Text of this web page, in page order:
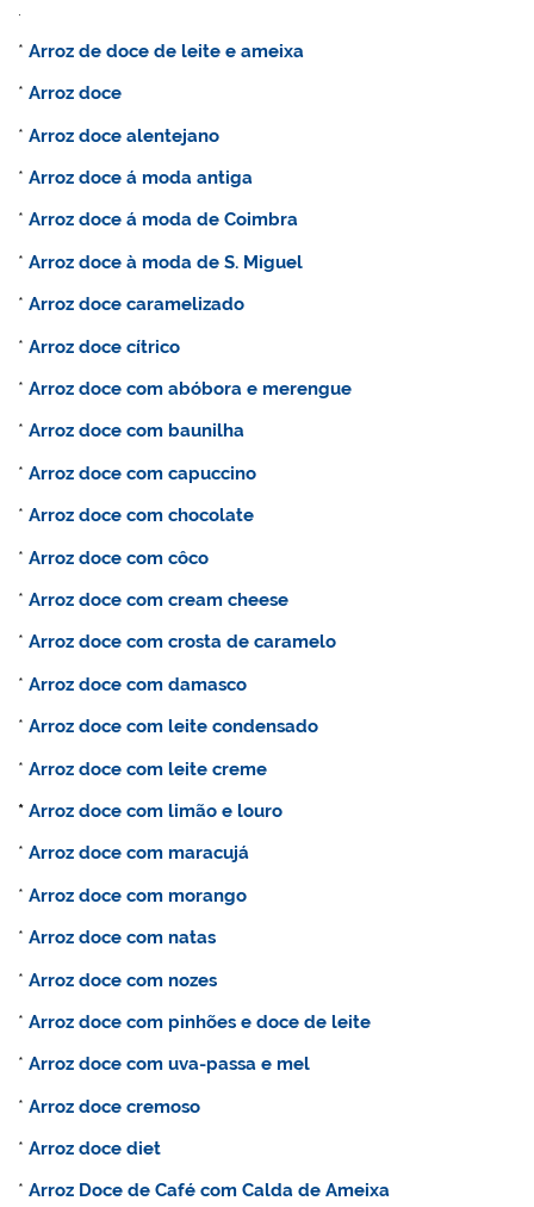
*Arroz de doce de leite e ameixa
*Arroz doce
*Arroz doce alentejano
*Arroz doce á moda antiga
*Arroz doce á moda de Coimbra
*Arroz doce à moda de S. Miguel
*Arroz doce caramelizado
*Arroz doce cítrico
*Arroz doce com abóbora e merengue
*Arroz doce com baunilha
*Arroz doce com capuccino
*Arroz doce com chocolate
*Arroz doce com côco
*Arroz doce com cream cheese
*Arroz doce com crosta de caramelo
*Arroz doce com damasco
*Arroz doce com leite condensado
*Arroz doce com leite creme
*Arroz doce com limão e louro
*Arroz doce com maracujá
*Arroz doce com morango
*Arroz doce com natas
*Arroz doce com nozes
*Arroz doce com pinhões e doce de leite
*Arroz doce com uva-passa e mel
*Arroz doce cremoso
*Arroz doce diet
*Arroz Doce de Café com Calda de Ameixa